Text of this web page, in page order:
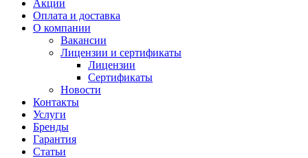
Акции
Оплата и доставка
О компании
Вакансии
Лицензии и сертификаты
Лицензии
Сертификаты
Новости
Контакты
Услуги
Бренды
Гарантия
Статьи